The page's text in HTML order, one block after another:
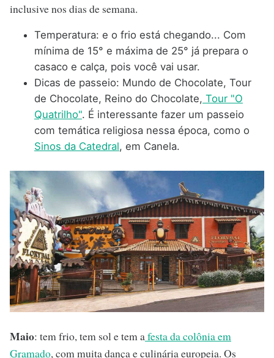
inclusive nos dias de semana.
Temperatura: e o frio está chegando... Com
mínima de 15° e máxima de 25° já prepara o
casaco e calça, pois você vai usar.
Dicas de passeio: Mundo de Chocolate, Tour
de Chocolate, Reino do Chocolate, Tour "O
Quatrilho". É interessante fazer um passeio
com temática religiosa nessa época, como o
Sinos da Catedral, em Canela.
Maio: tem frio, tem sol e tem afesta da colônia em
Gramado, com muita dança e culinária europeia. Os